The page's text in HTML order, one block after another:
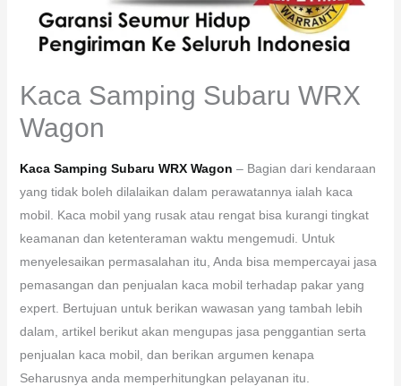
Kaca Samping Subaru WRX
Wagon
Kaca Samping Subaru WRX Wagon – Bagian dari kendaraan
yang tidak boleh dilalaikan dalam perawatannya ialah kaca
mobil. Kaca mobil yang rusak atau rengat bisa kurangi tingkat
keamanan dan ketenteraman waktu mengemudi. Untuk
menyelesaikan permasalahan itu, Anda bisa mempercayai jasa
pemasangan dan penjualan kaca mobil terhadap pakar yang
expert. Bertujuan untuk berikan wawasan yang tambah lebih
dalam, artikel berikut akan mengupas jasa penggantian serta
penjualan kaca mobil, dan berikan argumen kenapa
Seharusnya anda memperhitungkan pelayanan itu.